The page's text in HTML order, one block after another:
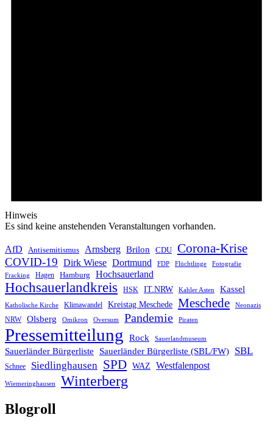
Hinweis
Es sind keine anstehenden Veranstaltungen vorhanden.
AfD Antisemitismus Arnsberg Brilon CDU Corona-Krise
COVID-19 Dirk Wiese Dortmund FDP Flüchtlinge
Fotografie
Fracking
Hagen Hamburg Hochsauerland
Hochsauerlandkreis HSK IT.NRW Kahler Asten Kassel
Katholische Kirche Klimawandel Kreistag Meschede Meschede Neonazis
NRW Olsberg Omikron Oversum Pandemie Piraten
Pressemitteilung Rock Sauerlandmuseum
Sauerländer Bürgerliste Sauerländer Bürgerliste (SBL/FW) SBL
Schnee Siedlinghausen SPD WAZ Westfalenpost
Wiemeringhausen Winterberg
Blogroll